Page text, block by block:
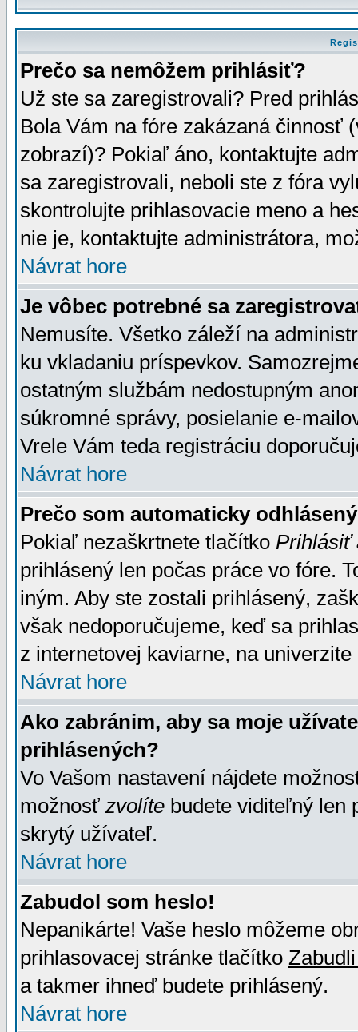
Prečo sa nemôžem prihlásiť?
Už ste sa zaregistrovali? Pred
Bola Vám na fóre zakázaná činnosť
zobrazí)? Pokiaľ áno, kontaktujte
sa zaregistrovali, neboli ste z fóra
skontrolujte prihlasovacie meno a
nie je, kontaktujte administrátora,
Návrat hore
Je vôbec potrebné sa
Nemusíte. Všetko záleží na
ku vkladaniu príspevkov.
ostatným službám nedostupným
súkromné správy, posielanie e-
Vrele Vám teda registráciu
Návrat hore
Prečo som automaticky
Pokiaľ nezaškrtnete tlačítko Prihlásiť
prihlásený len počas práce vo fóre.
iným. Aby ste zostali prihlásený,
však nedoporučujeme, keď sa
z internetovej kaviarne, na univerzite
Návrat hore
Ako zabránim, aby sa moje
prihlásených?
Vo Vašom nastavení nájdete
možnosť zvolíte budete viditeľný len
skrytý užívateľ.
Návrat hore
Zabudol som heslo!
Nepanikárte! Vaše heslo môžeme
prihlasovacej stránke tlačítko
a takmer ihneď budete prihlásený.
Návrat hore